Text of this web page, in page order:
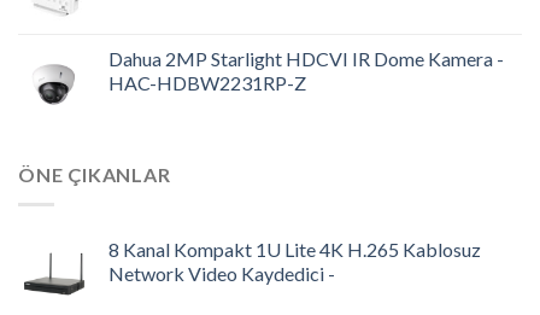
Dahua 2MP Starlight HDCVI IR Dome Kamera -
HAC-HDBW2231RP-Z
ÖNE ÇIKANLAR
8 Kanal Kompakt 1U Lite 4K H.265 Kablosuz
Network Video Kaydedici -